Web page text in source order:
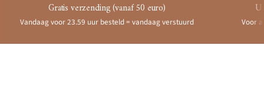
Gratis verzending (vanaf 50 euro)
Vandaag voor 23.59 uur besteld = vandaag verstuurd Voor